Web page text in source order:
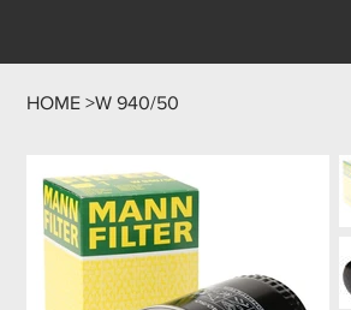
HOME >W 940/50